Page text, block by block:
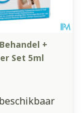
+
Set 5ml